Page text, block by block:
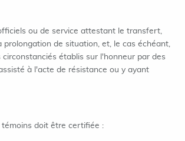
ou de service attestant le transfert,
prolongation de situation, et, le cas échéant,
établis sur l'honneur par des
à l'acte de résistance ou y ayant
témoins doit être certifiée :